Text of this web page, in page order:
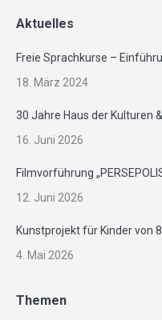
Aktuelles
Freie Sprachkurse –
18. März 2024
30 Jahre Haus der Kulturen
16. Juni 2026
Filmvorführung
12. Juni 2026
Kunstprojekt für Kinder von
4. Mai 2026
Themen